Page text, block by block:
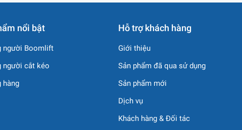
tác tin cậy của bạn trong lĩnh
chuyên cung cấp và cho thuê các dòng xe nâng người JLG chính
kết:
nhận chất lượng.
mọi nhu cầu công trình.
trì – sửa chữa 24/7.
nổi bật
người Boomlift
người cắt kéo
hàng
Hỗ trợ khách hàng
Giới thiệu
Sản phẩm đã qua sử dụng
Sản phẩm mới
Dịch vụ
Khách hàng & Đối tác